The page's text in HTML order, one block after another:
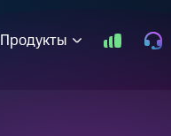
Продукты